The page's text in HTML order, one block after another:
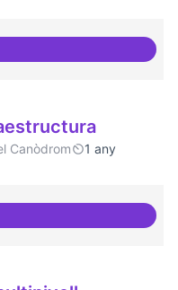
on fer masterclass
Canòdrom
1 any
guifinet com